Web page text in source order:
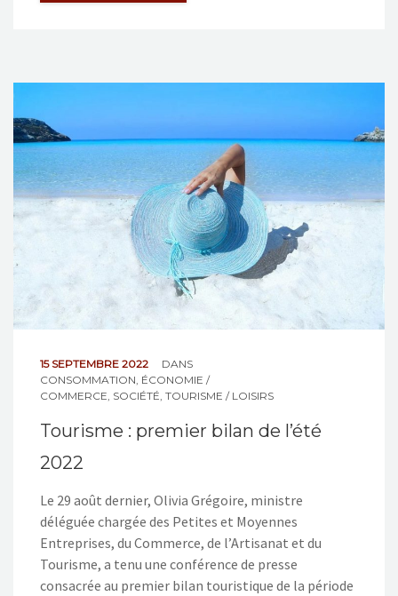
15 SEPTEMBRE 2022
DANS
CONSOMMATION, ÉCONOMIE /
COMMERCE, SOCIÉTÉ, TOURISME / LOISIRS
Tourisme : premier bilan de l’été
2022
Le 29 août dernier, Olivia Grégoire, ministre
déléguée chargée des Petites et Moyennes
Entreprises, du Commerce, de l’Artisanat et du
Tourisme, a tenu une conférence de presse
consacrée au premier bilan touristique de la période